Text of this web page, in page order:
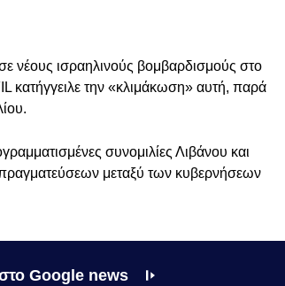
νέους ισραηλινούς βομβαρδισμούς στο
κατήγγειλε την «κλιμάκωση» αυτή, παρά
συνομιλίες Λιβάνου και
μεταξύ των κυβερνήσεων
Google news